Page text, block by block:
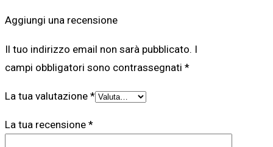
Aggiungi una recensione
Il tuo indirizzo email non sarà pubblicato. I
campi obbligatori sono contrassegnati *
La tua valutazione *
La tua recensione *